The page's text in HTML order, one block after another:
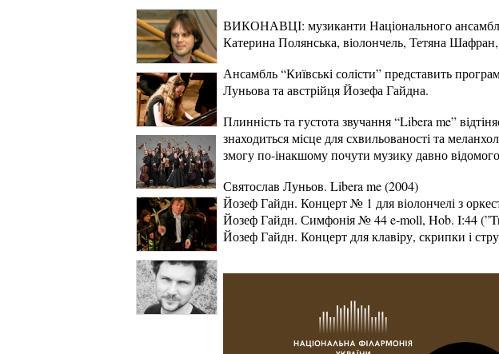
ВИКОНАВЦІ: музиканти Національного
Катерина Полянська, віолончель, Тетяна
Ансамбль “Київські солісти” представить
Луньова та австрійця Йозефа Гайдна.
Плинність та густота звучання “Libera me”
знаходиться місце для схвильованості та
змогу по-інакшому почути музику давно
Святослав Луньов. Libera me (2004)
Йозеф Гайдн. Концерт № 1 для віолончелі з
Йозеф Гайдн. Симфонія № 44 e-moll, Hob. I:44
Йозеф Гайдн. Концерт для клавіру, скрипки і